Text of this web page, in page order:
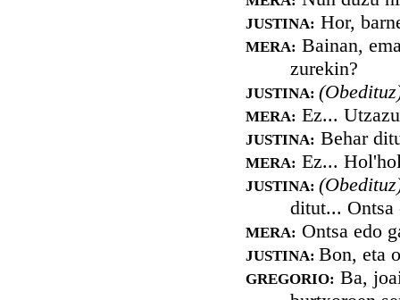
JUSTINA: Hor,
MERA: Bainan,
zurekin?
JUSTINA:
MERA: Ez...
JUSTINA: Behar
MERA: Ez...
JUSTINA:
ditut... Ontsa
MERA: Ontsa edo
JUSTINA: Bon, eta
GREGORIO: Ba,